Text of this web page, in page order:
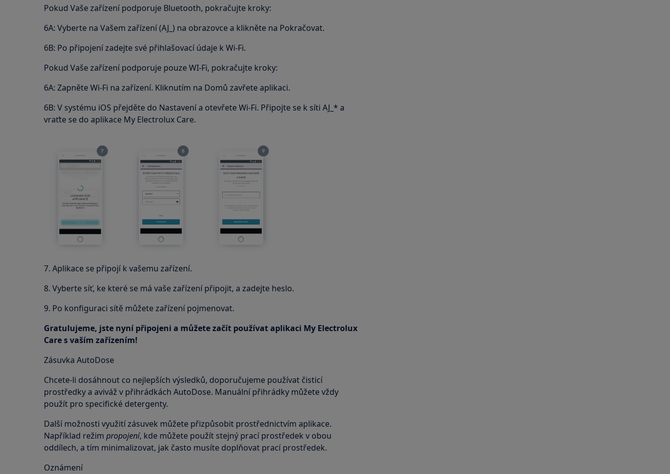
Pokud Vaše zařízení podporuje Bluetooth, pokračujte kroky:
6A: Vyberte na Vašem zařízení (AJ_) na obrazovce a klikněte na Pokračovat.
6B: Po připojení zadejte své přihlašovací údaje k Wi-Fi.
Pokud Vaše zařízení podporuje pouze WI-Fi, pokračujte kroky:
6A: Zapněte Wi-Fi na zařízení. Kliknutím na Domů zavřete aplikaci.
6B: V systému iOS přejděte do Nastavení a otevřete Wi-Fi. Připojte se k síti AJ_* a
vraťte se do aplikace My Electrolux Care.
7. Aplikace se připojí k vašemu zařízení.
8. Vyberte síť, ke které se má vaše zařízení připojit, a zadejte heslo.
9. Po konfiguraci sítě můžete zařízení pojmenovat.
Gratulujeme, jste nyní připojeni a můžete začít používat aplikaci My Electrolux
Care s vaším zařízením!
Zásuvka AutoDose
Chcete-li dosáhnout co nejlepších výsledků, doporučujeme používat čisticí
prostředky a aviváž v přihrádkách AutoDose. Manuální přihrádky můžete vždy
použít pro specifické detergenty.
Další možnosti využití zásuvek můžete přizpůsobit prostřednictvím aplikace.
Například režim propojení, kde můžete použít stejný prací prostředek v obou
oddílech, a tím minimalizovat, jak často musíte doplňovat prací prostředek.
Oznámení